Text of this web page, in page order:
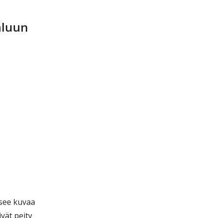
kuvaa
peity